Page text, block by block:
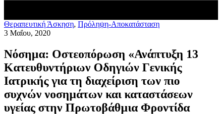
Θεραπευτική Άσκηση, Πρόληψη-Αποκατάσταση
3 Μαΐου, 2020
Νόσημα: Οστεοπόρωση «Ανάπτυξη 13
Κατευθυντήριων Οδηγιών Γενικής
Ιατρικής για τη διαχείριση των πιο
συχνών νοσημάτων και καταστάσεων
υγείας στην Πρωτοβάθμια Φροντίδα